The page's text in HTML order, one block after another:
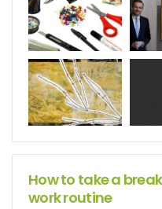
How to take a
work routine